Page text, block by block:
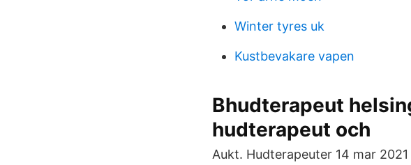
Winter tyres uk
Kustbevakare vapen
Bhudterapeut
hudterapeut och
Aukt. Hudterapeuter 14 mar